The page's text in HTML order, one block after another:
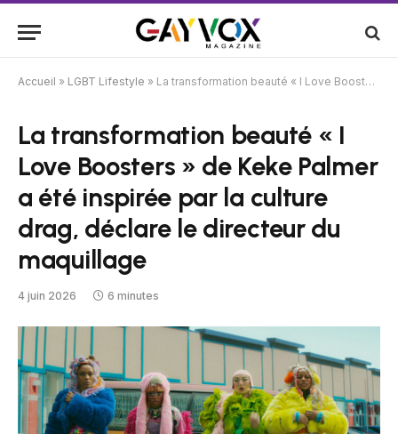
Accueil » LGBT Lifestyle » La transformation beauté « I Love Boosters » de Keke Palmer a été inspirée par la culture drag, déclare le directeur du maquillage
La transformation beauté « I
Love Boosters » de Keke Palmer
a été inspirée par la culture
drag, déclare le directeur du
maquillage
4 juin 2026 6 minutes